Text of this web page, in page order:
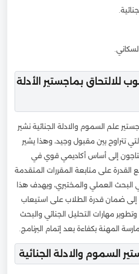
للالتحاق بماجستير الأدلة
علم السموم والادلة الجنائية نشير
تتراوح بين مقبول وجيد، وهذا يشير
إلى أساس أكاديمي قوي في
القدرة على متابعة المقررات المتقدمة
البحث العملي والمختبري، ويهدف هذا
إلى ضمان قدرة الطلاب على استيعاب
مهارات التحليل الجنائي والبحث
المهنة بكفاءة بعد إتمام البرنامج.
السموم والادلة الجنائية